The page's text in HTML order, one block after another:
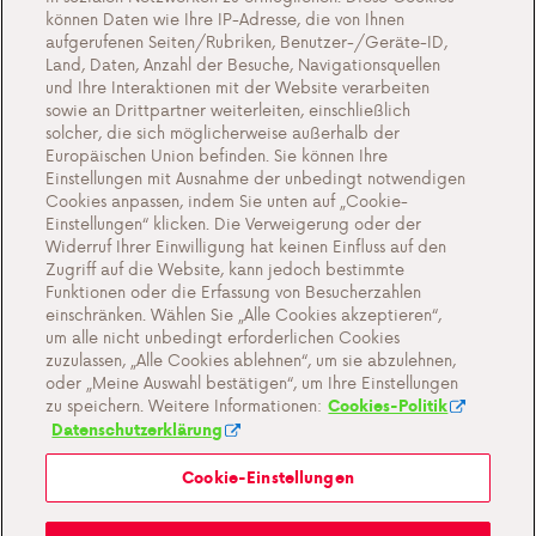
Veranstaltungen
Arbeiten bei Antargaz
Kontakt
Cookie-Einstellungen
Wichtige Dokumente und Allgemeine
Geschaftsbedingungen
Datenschutz- und Cookie-Richtlinien
Mein Antargaz
können Daten wie Ihre IP-Adresse, die von Ihnen
aufgerufenen Seiten/Rubriken, Benutzer-/Geräte-ID,
Land, Daten, Anzahl der Besuche, Navigationsquellen
und Ihre Interaktionen mit der Website verarbeiten
sowie an Drittpartner weiterleiten, einschließlich
solcher, die sich möglicherweise außerhalb der
Europäischen Union befinden. Sie können Ihre
Einstellungen mit Ausnahme der unbedingt notwendigen
Cookies anpassen, indem Sie unten auf „Cookie-
Einstellungen“ klicken. Die Verweigerung oder der
Widerruf Ihrer Einwilligung hat keinen Einfluss auf den
Zugriff auf die Website, kann jedoch bestimmte
Funktionen oder die Erfassung von Besucherzahlen
einschränken. Wählen Sie „Alle Cookies akzeptieren“,
um alle nicht unbedingt erforderlichen Cookies
zuzulassen, „Alle Cookies ablehnen“, um sie abzulehnen,
oder „Meine Auswahl bestätigen“, um Ihre Einstellungen
zu speichern. Weitere Informationen: Cookies-Politik
Datenschutzerklärung
Cookie-Einstellungen